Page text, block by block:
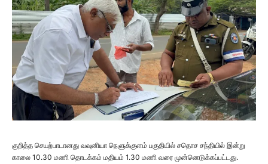
குறித்த செயற்பாடானது வவுனியா நெளுக்குளம் பகுதியில் சதொச சந்தியில் இன்று
காலை 10.30 மணி தொடக்கம் மதியம் 1.30 மணி வரை முன்னெடுக்கப்பட்டது.